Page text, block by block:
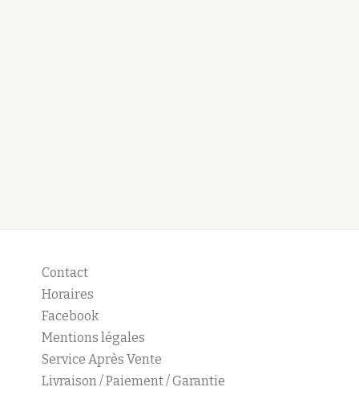
Contact
Horaires
Facebook
Mentions légales
Service Après Vente
Livraison / Paiement / Garantie